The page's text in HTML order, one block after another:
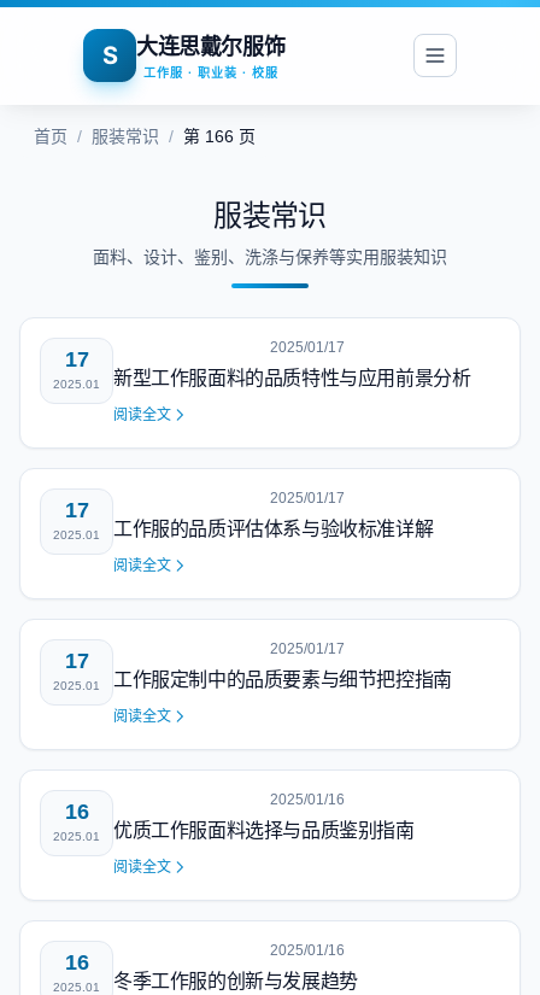
S 大连思戴尔服饰
工作服 · 职业装 · 校服
首页 / 服装常识 / 第 166 页
服装常识
面料、设计、鉴别、洗涤与保养等实用服装知识
17
2025.01
2025/01/17
新型工作服面料的品质特性与应用前景分析
阅读全文
17
2025.01
2025/01/17
工作服的品质评估体系与验收标准详解
阅读全文
17
2025.01
2025/01/17
工作服定制中的品质要素与细节把控指南
阅读全文
16
2025.01
2025/01/16
优质工作服面料选择与品质鉴别指南
阅读全文
16
2025.01
2025/01/16
冬季工作服的创新与发展趋势